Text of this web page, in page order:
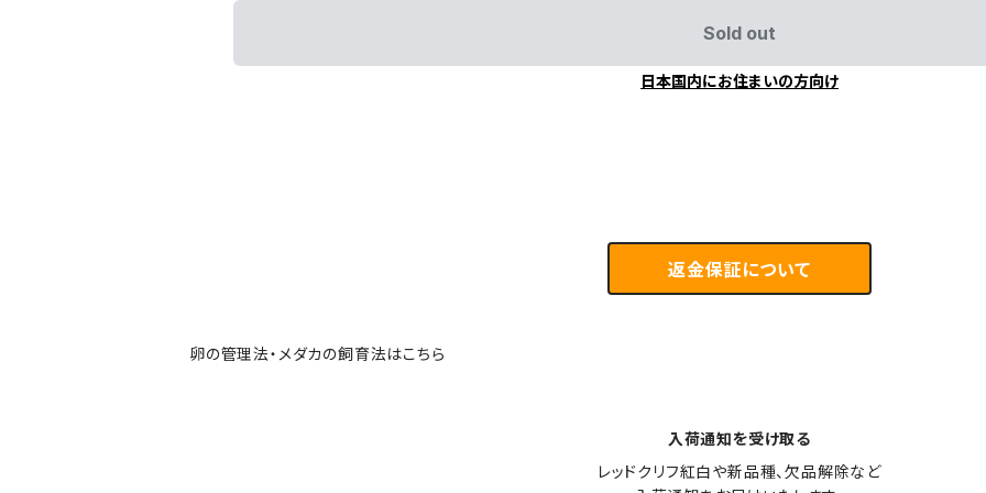
Sold out
日本国内にお住まいの方向け
返金保証について
卵の管理法・メダカの飼育法はこちら
入荷通知を受け取る
レッドクリフ紅白や新品種、欠品解除など